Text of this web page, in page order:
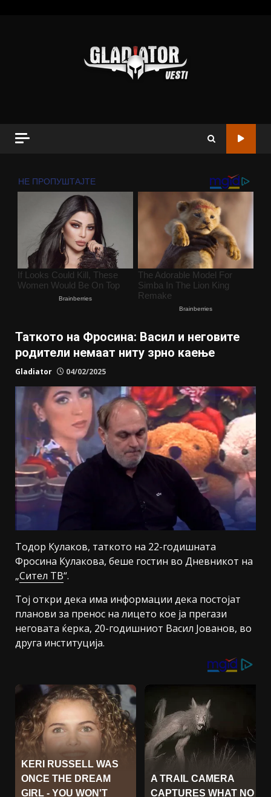
Таткото на Фросина: Васил и неговите
родители немаат ниту зрно каење
Gladiator 04/02/2025
Тодор Кулаков, таткото на 22-годишната
Фросина Кулакова, беше гостин во Дневникот на
„Сител ТВ“.
Тој откри дека има информации дека постојат
планови за пренос на лицето кое ја прегази
неговата ќерка, 20-годишниот Васил Јованов, во
друга институција.